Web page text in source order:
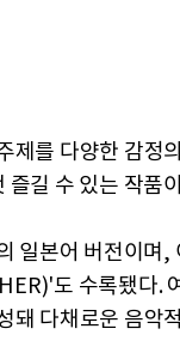
제를 다양한 감정
즐길 수 있는 작품
일본어 버전이며,
도 수록됐다.
다채로운 음악